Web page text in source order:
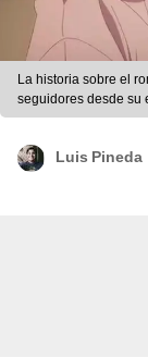
La historia sobre el
seguidores desde su
Luis Pineda